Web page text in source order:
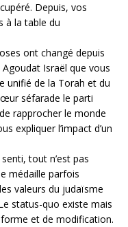
Depuis, vos
à la table du
ont changé depuis
Israël que vous
unifié de la Torah et du
séfarade le parti
rapprocher le monde
expliquer l’impact d’un
tout n’est pas
médaille parfois
valeurs du judaïsme
status-quo existe mais
et de modification.